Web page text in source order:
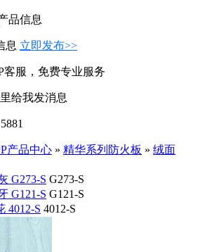
品信息
息 立即发布>>
服，免费专业服务
产品中心 » 精华系列防火板 » 绒面
G273-S G273-S
G121-S G121-S
4012-S 4012-S